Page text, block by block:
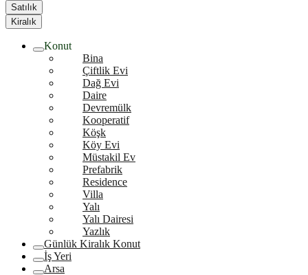
Satılık
Kiralık
Konut
Bina
Çiftlik Evi
Dağ Evi
Daire
Devremülk
Kooperatif
Köşk
Köy Evi
Müstakil Ev
Prefabrik
Residence
Villa
Yalı
Yalı Dairesi
Yazlık
Günlük Kiralık Konut
İş Yeri
Arsa